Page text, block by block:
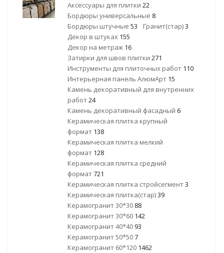
Аксессуары для плитки 22
Бордюры универсальные 8
Бордюры штучные 53 Гранит(стар)3
Декор в штуках 155
Декор на метраж 16
Затирки для швов плитки 271
Инструменты для плиточных работ 110
Интерьерная панель АлюмАрт 15
Камень декоративный для внутренних
работ24
Камень декоративный фасадный 6
Керамическая плитка крупный
формат 138
Керамическая плитка мелкий
формат 128
Керамическая плитка средний
формат721
Керамическая плитка стройсегмент3
Керамическая плитка(стар)39
Керамогранит 30*30 88
Керамогранит 30*60 142
Керамогранит 40*40 93
Керамогранит 50*507
Керамогранит 60*120 1462